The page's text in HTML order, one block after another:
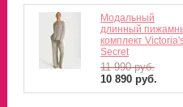
Модальный
длинный
комплект
Secret
11 990руб.
10 890 руб.